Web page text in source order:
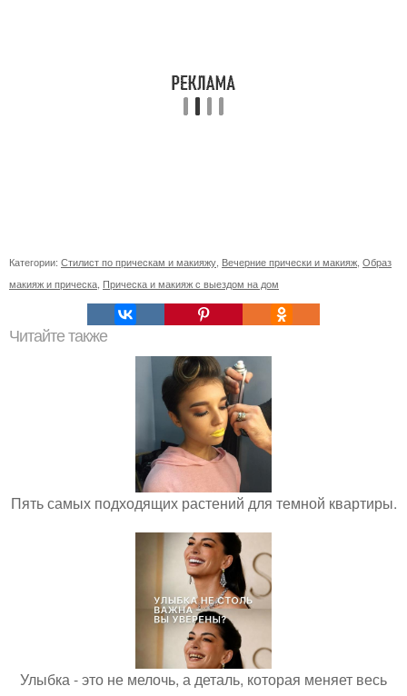
Категории: Стилист по прическам и макияжу, Вечерние прически и макияж, Образ
макияж и прическа, Прическа и макияж с выездом на дом
Читайте также
Пять самых подходящих растений для темной квартиры.
Улыбка - это не мелочь, а деталь, которая меняет весь